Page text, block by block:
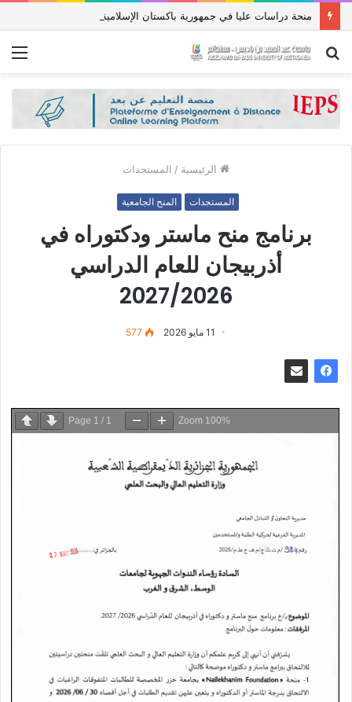
بحث
الرئيسية / المستجدات
المستجدات المنح الجامعية
برنامج منح ماستر ودكتوراه في
أذربيجان للعام الدراسي
2027/2026
11 مايو 2026 577
Page 1 / 1 Zoom 100%